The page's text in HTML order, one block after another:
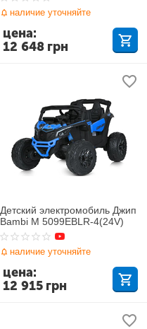
наличие уточняйте
12 648 грн
цена:
Детский электромобиль Джип
Bambi M 5099EBLR-4(24V)
наличие уточняйте
12 915 грн
цена: